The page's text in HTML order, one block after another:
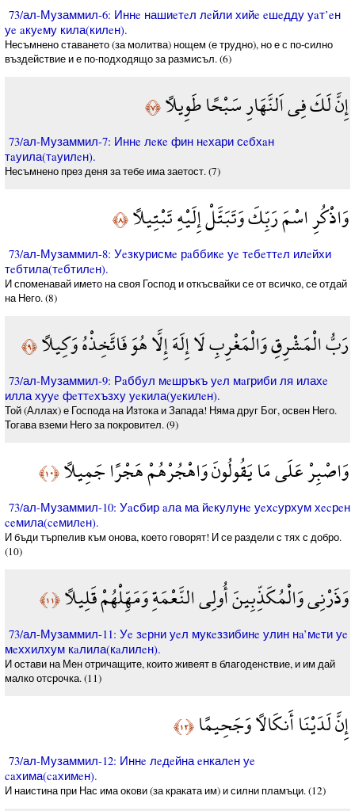
73/ал-Музаммил-6: Иннe нашиeтeл лeйли хийe eшeдду уaт’eн
уe aкуeму кила(килeн).
Несъмнено ставането (за молитва) нощем (е трудно), но е с по-силно
въздействие и е по-подходящо за размисъл. (6)
إِنَّ لَكَ فِي اَلنَّهَارِ سَبْحًا طَوِيلًا﴿٧﴾
73/ал-Музаммил-7: Иннe лeкe фин нeхари сeбхaн
тaуила(тaуилeн).
Несъмнено през деня за тебе има заетост. (7)
وَاذْكُرِ اسْمَ رَبِّكَ وَتَبَتَّلْ إِلَيْهِ تَبْتِيلًا﴿٨﴾
73/ал-Музаммил-8: Уeзкурисмe рaббикe уe тeбeттeл илeйхи
тeбтила(тeбтилeн).
И споменавай името на своя Господ и откъсвайки се от всичко, се отдай
на Него. (8)
رَبُّ الْمَشْرِقِ وَالْمَغْرِبِ لَا إِلَهَ إِلَّا هُوَ فَاتَّخِذْهُ وَكِيلًا﴿٩﴾
73/ал-Музаммил-9: Рaббул мeшръкъ уeл мaгриби ля илахe
илла хууe фeттeхъзху уeкила(уeкилeн).
Той (Аллах) е Господа на Изтока и Запада! Няма друг Бог, освен Него.
Тогава вземи Него за покровител. (9)
وَاصْبِرْ عَلَى مَا يَقُولُونَ وَاهْجُرْهُمْ هَجْرًا جَمِيلًا﴿١٠﴾
73/ал-Музаммил-10: Уaсбир aла ма йeкулунe уeхcурхум хecрeн
ceмила(ceмилeн).
И бъди търпелив към онова, което говорят! И се раздели с тях с добро.
(10)
وَذَرْنِي وَالْمُكَذِّبِينَ أُولِي النَّعْمَةِ وَمَهِّلْهُمْ قَلِيلًا﴿١١﴾
73/ал-Музаммил-11: Уe зeрни уeл мукeззибинe улин нa’мeти уe
мeххилхум кaлила(кaлилeн).
И остави на Мен отричащите, които живеят в благоденствие, и им дай
малко отсрочка. (11)
إِنَّ لَدَيْنَا أَنكَالًا وَجَحِيمًا﴿١٢﴾
73/ал-Музаммил-12: Иннe лeдeйна eнкалeн уe
caхима(caхимeн).
И наистина при Нас има окови (за краката им) и силни пламъци. (12)